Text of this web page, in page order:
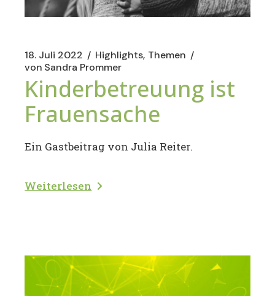
18. Juli 2022 Highlights Themen
von Sandra Prommer
Kinderbetreuung ist
Frauensache
Ein Gastbeitrag von Julia Reiter.
Weiterlesen